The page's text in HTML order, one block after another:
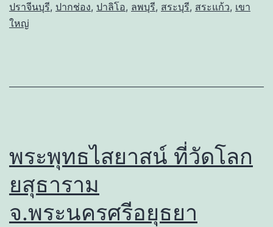
ปราจีนบุรี, ปากช่อง, ปาลิโอ, ลพบุรี, สระบุรี, สระแก้ว, เขา
ใหญ่
พระพุทธไสยาสน์ ที่วัดโลก
ยสุธาราม
จ.พระนครศรีอยุธยา